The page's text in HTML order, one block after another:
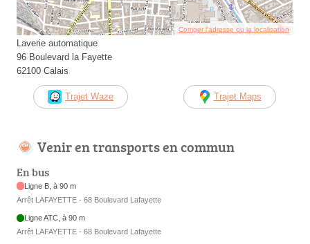
Corriger l’adresse ou la localisation
Laverie automatique
96 Boulevard la Fayette
62100 Calais
Trajet Waze Trajet Maps
Venir en transports en commun
En bus
Ligne B, à 90 m
Arrêt LAFAYETTE - 68 Boulevard Lafayette
Ligne ATC, à 90 m
Arrêt LAFAYETTE - 68 Boulevard Lafayette